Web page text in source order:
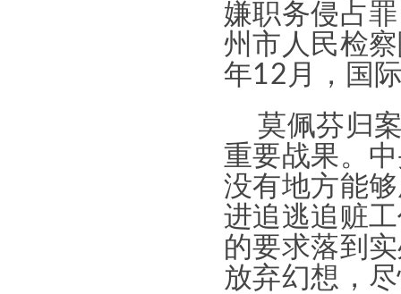
嫌职务侵占
州市人民检
年12月，国
莫佩芬归
重要战果。
没有地方能
进追逃追赃
的要求落到
放弃幻想，